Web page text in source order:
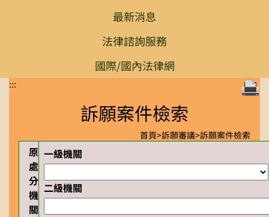
最新消息
法律諮詢服務
國際/國內法律網
:::
訴願案件檢索
首頁>訴願審議>訴願案件檢索
原
處
分
機
關
一級機關
二級機關